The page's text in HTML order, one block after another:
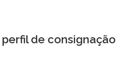
de consignação